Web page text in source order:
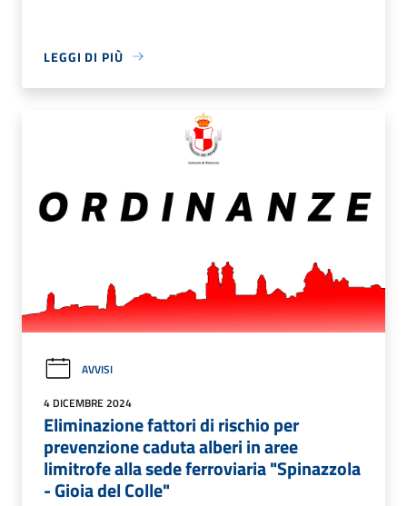
LEGGI DI PIÙ
AVVISI
4 DICEMBRE 2024
Eliminazione fattori di rischio per
prevenzione caduta alberi in aree
limitrofe alla sede ferroviaria "Spinazzola
- Gioia del Colle"